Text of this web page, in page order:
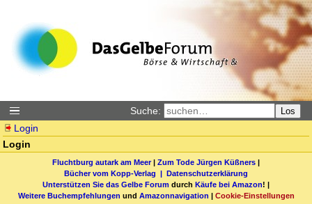
Suche: Los
Login
Login
Fluchtburg autark am Meer| Zum Tode Jürgen Küßners |
Bücher vom Kopp-Verlag | Datenschutzerklärung
Unterstützen Sie das Gelbe Forum durch Käufe bei Amazon! |
Weitere Buchempfehlungen und Amazonnavigation | Cookie-Einstellungen